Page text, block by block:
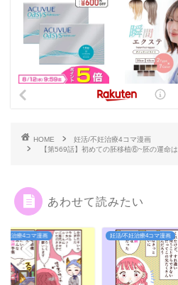
HOME
妊活/不妊治療4コマ漫画
【第569話】初めての胚移植⑥~胚の運命
あわせて読みたい
妊治療4コマ漫画 妊活/不妊治療4コマ漫画